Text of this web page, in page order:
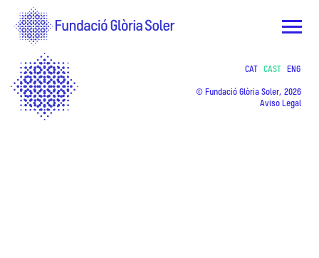
CAT CAST ENG
© Fundació Glòria Soler, 2026
Aviso Legal